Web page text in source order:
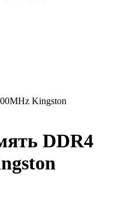
Kingston
DDR4